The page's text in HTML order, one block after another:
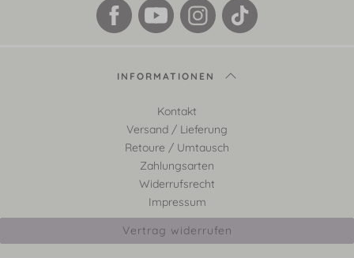
INFORMATIONEN
Kontakt
Versand / Lieferung
Retoure / Umtausch
Zahlungsarten
Widerrufsrecht
Impressum
Vertrag widerrufen